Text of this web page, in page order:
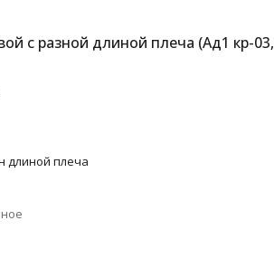
с разной длиной плеча (Aд1 кр-03,
длиной плеча